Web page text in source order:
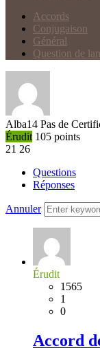
Accords
Conjugaison
Général
Question de
Alba14 Pas de
Érudit 105 points
21 26
Questions
Réponses
Annuler
Érudit
1565
1
0
Accord